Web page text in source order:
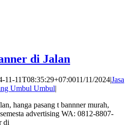
di Jalan
11-11T08:35:29+07:0011/11/2024|Jasa
Umbul Umbul|
hanga pasang t bannner murah,
advertising WA: 0812-8807-
di